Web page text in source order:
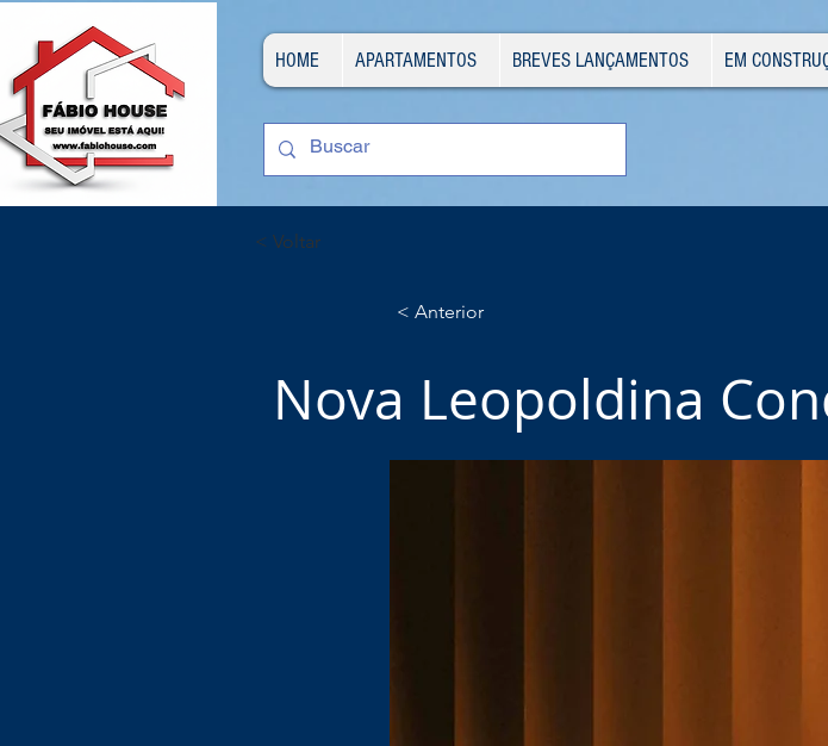
HOME APARTAMENTOS BREVES LANÇAMENTOS EM
< Voltar
< Anterior
Nova Leopoldina